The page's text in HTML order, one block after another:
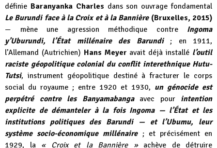
définie Baranyanka Charles dans son ouvrage fondamental
Le Burundi face à la Croix et à la Bannière(Bruxelles, 2015)
— mène une agression méthodique contre Ingoma
y’Uburundi, l’État millénaire des Barundi
; en 1911,
l’Allemand (Autrichien) Hans Meyer avait déjà installé l’outil
raciste géopolitique colonial du conflit interethnique Hutu-
Tutsi, instrument géopolitique destiné à fracturer le corps
social du royaume ; entre 1920 et 1930, un génocide est
perpétré contre les Banyamabanga
avec pour intention
explicite de démanteler à la fois Ingoma — l’État et les
institutions politiques des Barundi — et l’Ubumu, leur
système socio-économique millénaire; et précisément en
1929, la « Croix et la Bannière »achève de détruire